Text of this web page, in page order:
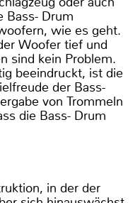
Bass- Drum
wie es geht.
Woofer tief und
sind kein Problem.
beeindruckt, ist die
der Bass-
von Trommeln
die Bass- Drum
in der der